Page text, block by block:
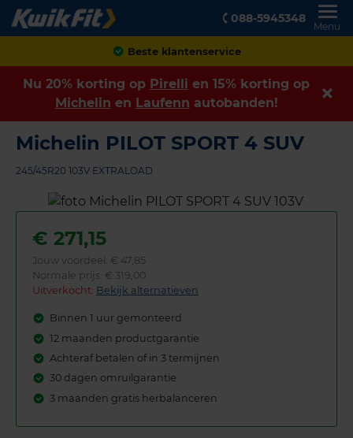
088-5945348
Menu
Achteraf betalen
Nu 20% korting op Pirelli en 15% korting op
Michelin en Laufenn autobanden!
Michelin PILOT SPORT 4 SUV
245/45R20 103V EXTRALOAD
€ 271,15
Jouw voordeel: € 47,85
Normale prijs: € 319,00
Uitverkocht: Bekijk alternatieven
Binnen 1 uur gemonteerd
12 maanden productgarantie
Achteraf betalen of in 3 termijnen
30 dagen omruilgarantie
3 maanden gratis herbalanceren